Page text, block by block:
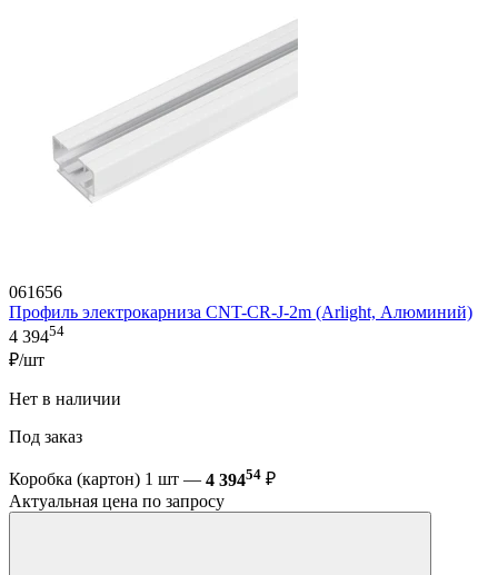
061656
Профиль электрокарниза CNT-CR-J-2m (Arlight, Алюминий)
4 39454
₽/шт
Нет в наличии
Под заказ
Коробка (картон) 1 шт — 4 39454 ₽
Актуальная цена по запросу